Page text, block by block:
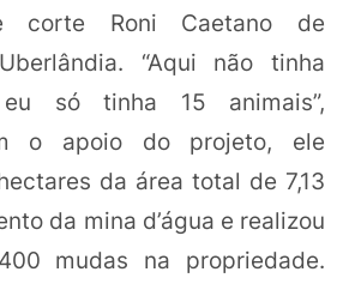
corte Roni Caetano de
“Aqui não tinha
só tinha 15 animais”,
o apoio do projeto, ele
da área total de 7,13
da mina d’água e realizou
mudas na propriedade.